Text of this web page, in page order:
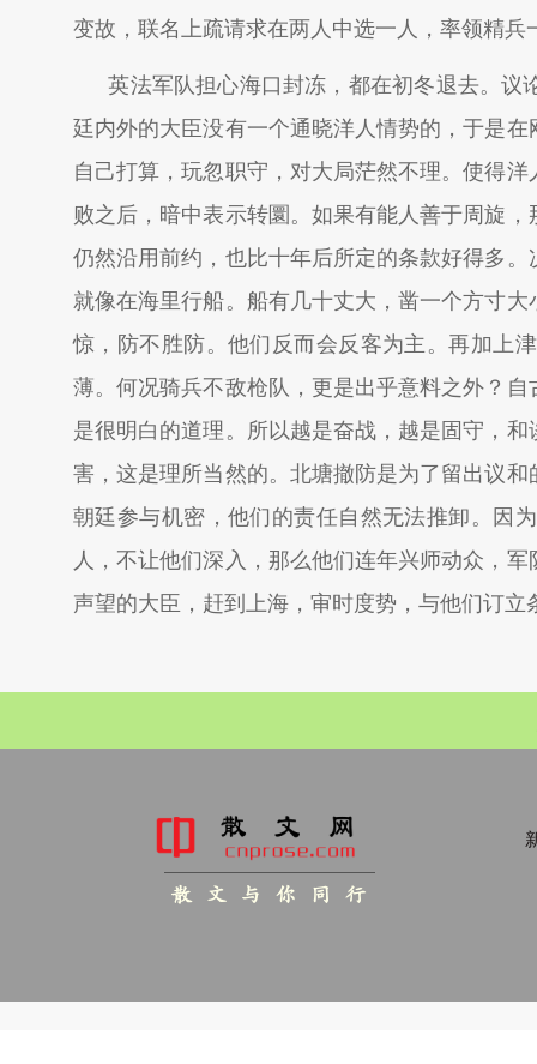
变故，联名上疏请求在两人中选一人，率领精
英法军队担心海口封冻，都在初冬退去。议
廷内外的大臣没有一个通晓洋人情势的，于是
自己打算，玩忽职守，对大局茫然不理。使得
败之后，暗中表示转圜。如果有能人善于周旋
仍然沿用前约，也比十年后所定的条款好得多
就像在海里行船。船有几十丈大，凿一个方寸
惊，防不胜防。他们反而会反客为主。再加上
薄。何况骑兵不敌枪队，更是出乎意料之外？
是很明白的道理。所以越是奋战，越是固守，
害，这是理所当然的。北塘撤防是为了留出议
朝廷参与机密，他们的责任自然无法推卸。因
人，不让他们深入，那么他们连年兴师动众，
声望的大臣，赶到上海，审时度势，与他们订
散 文 与 你 同 行